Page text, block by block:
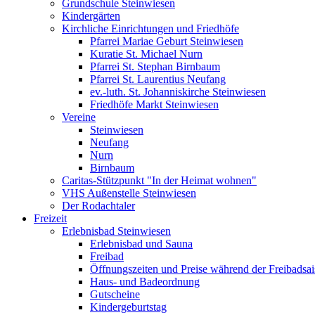
Grundschule Steinwiesen
Kindergärten
Kirchliche Einrichtungen und Friedhöfe
Pfarrei Mariae Geburt Steinwiesen
Kuratie St. Michael Nurn
Pfarrei St. Stephan Birnbaum
Pfarrei St. Laurentius Neufang
ev.-luth. St. Johanniskirche Steinwiesen
Friedhöfe Markt Steinwiesen
Vereine
Steinwiesen
Neufang
Nurn
Birnbaum
Caritas-Stützpunkt "In der Heimat wohnen"
VHS Außenstelle Steinwiesen
Der Rodachtaler
Freizeit
Erlebnisbad Steinwiesen
Erlebnisbad und Sauna
Freibad
Öffnungszeiten und Preise während der
Haus- und Badeordnung
Gutscheine
Kindergeburtstag